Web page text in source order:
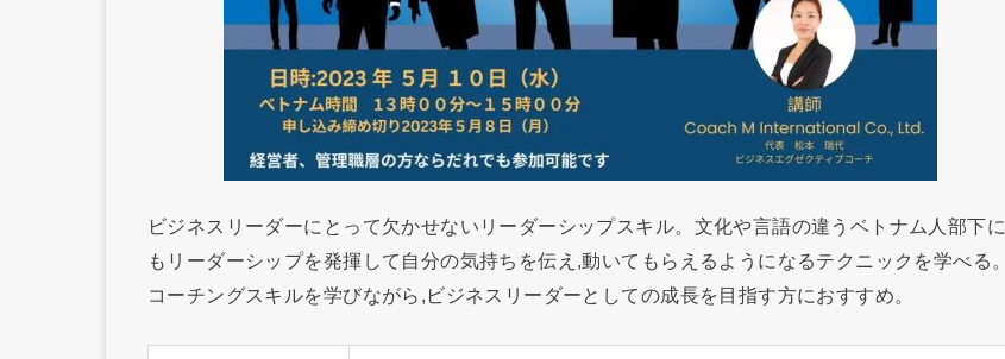
ビジネスリーダーにとって欠かせないリーダーシップスキル。文化や言語の違うベトナム人部下に
もリーダーシップを発揮して自分の気持ちを伝え,動いてもらえるようになるテクニックを学べる。
コーチングスキルを学びながら,ビジネスリーダーとしての成長を目指す方におすすめ。